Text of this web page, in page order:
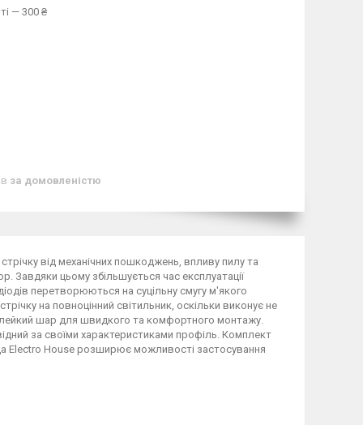
— 300 ₴
за домовленістю
від механічних пошкоджень, впливу пилу та
Завдяки цьому збільшується час експлуатації
перетворюються на суцільну смугу м'якого
на повноцінний світильник, оскільки виконує не
шар для швидкого та комфортного монтажу.
за своїми характеристиками профіль. Комплект
Electro House розширює можливості застосування